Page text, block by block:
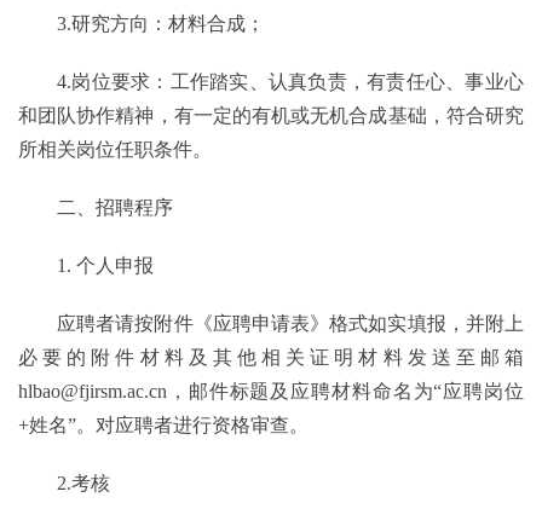
3.研究方向： 材料合成 ；
4.岗位要求： 工作踏实、认真负责，有责任心、事业心
和团队协作精神，有一定的有机或无机合成基础， 符合研究
所相关岗位任职条件。
二、招聘程序
1. 个人申报
应聘者请按附件《应聘申请表》格式如实填报，并附上
必要的附件材料及其他相关证明材料发送至邮箱
hlbao@fjirsm.ac.cn，邮件标题 及应聘材料命名为“应聘岗位
+姓名”。对应聘者进行资格审查。
2.考核